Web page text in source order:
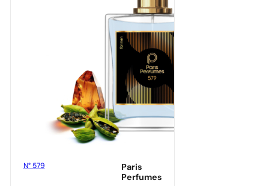
N° 579
Paris
Perfumes